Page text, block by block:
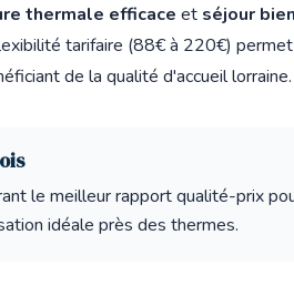
thermale efficace et séjour
tarifaire (88€ à 220€)
de la qualité d'accueil lorraine.
le meilleur rapport qualité-prix
idéale près des thermes.